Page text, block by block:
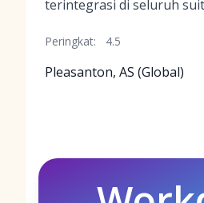
terintegrasi di seluruh
Peringkat: 4.5
Pleasanton, AS (Global)